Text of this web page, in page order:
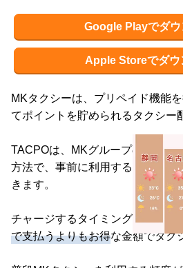
Google Playでダウ
Apple Storeでダウ
MKタクシーは、プリペイド機能
てポイントを貯められるタクシー
TACPOは、MKグループの施設や
方法で、事前に利用する金額をチ
きます。
チャージするタイミングでポイン
で支払うよりもお得な金額でタク